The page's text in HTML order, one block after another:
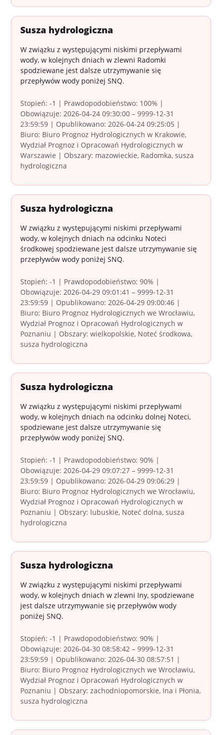
Susza hydrologiczna
W związku z występującymi niskimi przepływami
wody, w kolejnych dniach w zlewni Radomki
spodziewane jest dalsze utrzymywanie się
przepływów wody poniżej SNQ.
Stopień: -1 | Prawdopodobieństwo: 100% |
Obowiązuje: 2026-04-24 09:30:00 – 9999-12-31
23:59:59 | Opublikowano: 2026-04-24 09:25:05 |
Biuro: Biuro Prognoz Hydrologicznych w Krakowie,
Wydział Prognoz i Opracowań Hydrologicznych w
Warszawie | Obszary: mazowieckie, Radomka, susza
hydrologiczna
Susza hydrologiczna
W związku z występującymi niskimi przepływami
wody, w kolejnych dniach na odcinku Noteci
środkowej spodziewane jest dalsze utrzymywanie się
przepływów wody poniżej SNQ.
Stopień: -1 | Prawdopodobieństwo: 90% |
Obowiązuje: 2026-04-29 09:01:41 – 9999-12-31
23:59:59 | Opublikowano: 2026-04-29 09:00:46 |
Biuro: Biuro Prognoz Hydrologicznych we Wrocławiu,
Wydział Prognoz i Opracowań Hydrologicznych w
Poznaniu | Obszary: wielkopolskie, Noteć środkowa,
susza hydrologiczna
Susza hydrologiczna
W związku z występującymi niskimi przepływami
wody, w kolejnych dniach na odcinku dolnej Noteci,
spodziewane jest dalsze utrzymywanie się
przepływów wody poniżej SNQ.
Stopień: -1 | Prawdopodobieństwo: 90% |
Obowiązuje: 2026-04-29 09:07:27 – 9999-12-31
23:59:59 | Opublikowano: 2026-04-29 09:06:29 |
Biuro: Biuro Prognoz Hydrologicznych we Wrocławiu,
Wydział Prognoz i Opracowań Hydrologicznych w
Poznaniu | Obszary: lubuskie, Noteć dolna, susza
hydrologiczna
Susza hydrologiczna
W związku z występującymi niskimi przepływami
wody, w kolejnych dniach w zlewni Iny, spodziewane
jest dalsze utrzymywanie się przepływów wody
poniżej SNQ.
Stopień: -1 | Prawdopodobieństwo: 90% |
Obowiązuje: 2026-04-30 08:58:42 – 9999-12-31
23:59:59 | Opublikowano: 2026-04-30 08:57:51 |
Biuro: Biuro Prognoz Hydrologicznych we Wrocławiu,
Wydział Prognoz i Opracowań Hydrologicznych w
Poznaniu | Obszary: zachodniopomorskie, Ina i Płonia,
susza hydrologiczna